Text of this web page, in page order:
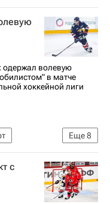
одержал волевую
в матче
хоккейной лиги
Еще8
с